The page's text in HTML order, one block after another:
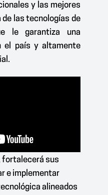
y las mejores
las tecnologías de
le garantiza una
el país y altamente
fortalecerá sus
e implementar
alineados